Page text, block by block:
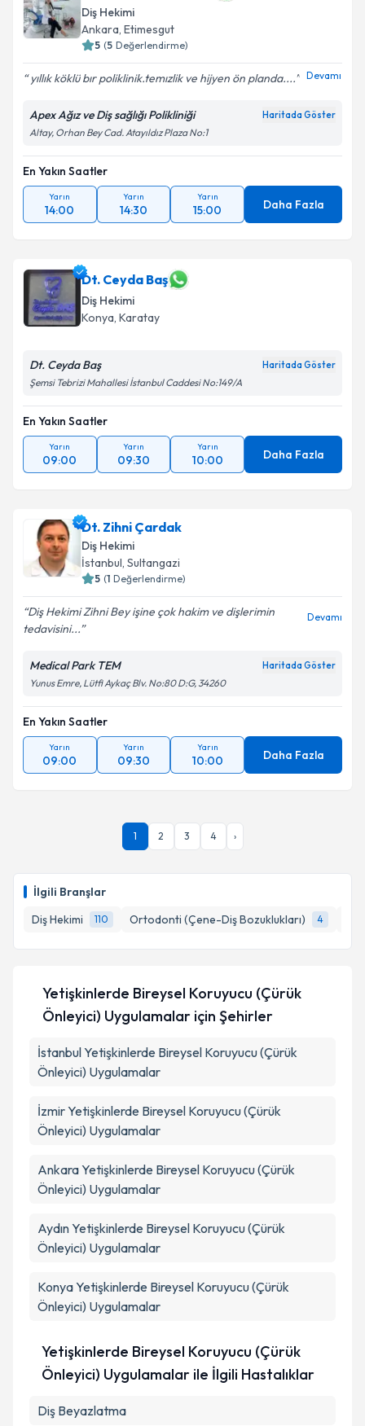
İlgili Branşlar
Diş Hekimi
110 Ortodonti (Çene-Diş Bozuklukları) 4
Diş Hekimi
Ankara, Etimesgut
5 (5 Değerlendirme)
yıllık köklü bır poliklinik.temızlik ve hijyen ön planda.... Devamı
Apex Ağız ve Diş sağlığı Polikliniği Haritada Göster
Altay, Orhan Bey Cad. Atayıldız Plaza No:1
En Yakın Saatler
Yarın
14:00
Yarın
14:30
Yarın
15:00 Daha Fazla
Dt. Ceyda Baş
Diş Hekimi
Konya, Karatay
Dt. Ceyda Baş Haritada Göster
Şemsi Tebrizi Mahallesi İstanbul Caddesi No:149/A
En Yakın Saatler
Yarın
09:00
Yarın
09:30
Yarın
10:00 Daha Fazla
Dt. Zihni Çardak
Diş Hekimi
İstanbul, Sultangazi
5 (1 Değerlendirme)
Diş Hekimi Zihni Bey işine çok hakim ve dişlerimin
tedavisini...
Devamı
Medical Park TEM Haritada Göster
Yunus Emre, Lütfi Aykaç Blv. No:80 D:G, 34260
En Yakın Saatler
Yarın
09:00
Yarın
09:30
Yarın
10:00 Daha Fazla
1 2 3 4 ›
Yetişkinlerde Bireysel Koruyucu (Çürük
Önleyici) Uygulamalariçin Şehirler
İstanbulYetişkinlerde Bireysel Koruyucu (Çürük
Önleyici) Uygulamalar
İzmirYetişkinlerde Bireysel Koruyucu (Çürük
Önleyici) Uygulamalar
AnkaraYetişkinlerde Bireysel Koruyucu (Çürük
Önleyici) Uygulamalar
AydınYetişkinlerde Bireysel Koruyucu (Çürük
Önleyici) Uygulamalar
KonyaYetişkinlerde Bireysel Koruyucu (Çürük
Önleyici) Uygulamalar
Yetişkinlerde Bireysel Koruyucu (Çürük
Önleyici) Uygulamalar ile İlgili Hastalıklar
Diş Beyazlatma